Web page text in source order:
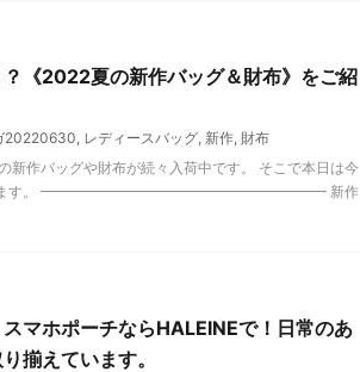
《2022夏の新作バッグ＆財布》をご紹
20220630, レディースバッグ, 新作, 財布
新作バッグや財布が続々入荷中です。 そこで本日は今
介します。 ━━━━━━━━━━━━━━━━━━━━ 新作
マホポーチならHALEINEで！日常のあ
揃えています。